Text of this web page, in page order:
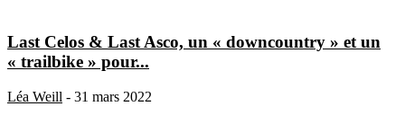
Last Celos & Last Asco, un « downcountry » et un
« trailbike » pour...
Léa Weill - 31 mars 2022